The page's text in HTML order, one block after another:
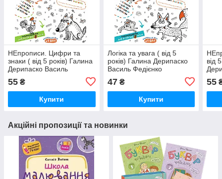
НЕпрописи. Цифри та
знаки ( від 5 років) Галина
Дерипаско Василь
Федієнко Серiя:Тренажер
5+
55 ₴
Купити
Логіка та увага ( від 5
років) Галина Дерипаско
Василь Федієнко
47₴
Купити
від
5+
55
Акційні пропозиції та новинки